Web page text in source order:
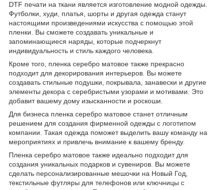
DTF печати на ткани является изготовление модной одежды.
Футболки, худи, платья, шорты и другая одежда станут
настоящими произведениями искусства с помощью этой
пленки. Вы сможете создавать уникальные и
запоминающиеся наряды, которые подчеркнут
индивидуальность и стиль каждого человека.
Кроме того, пленка серебро матовое также прекрасно
подходит для декорирования интерьеров. Вы можете
создавать стильные подушки, покрывала, занавески и другие
элементы декора с серебристыми узорами и мотивами. Это
добавит вашему дому изысканности и роскоши.
Для бизнеса пленка серебро матовое станет отличным
решением для создания фирменной одежды с логотипом
компании. Такая одежда поможет выделить вашу команду на
мероприятиях и привлечь внимание к вашему бренду.
Пленка серебро матовое также идеально подходит для
создания уникальных подарков и сувениров. Вы можете
сделать персонализированные мешочки на Новый Год,
текстильные футляры для телефонов или ключницы с